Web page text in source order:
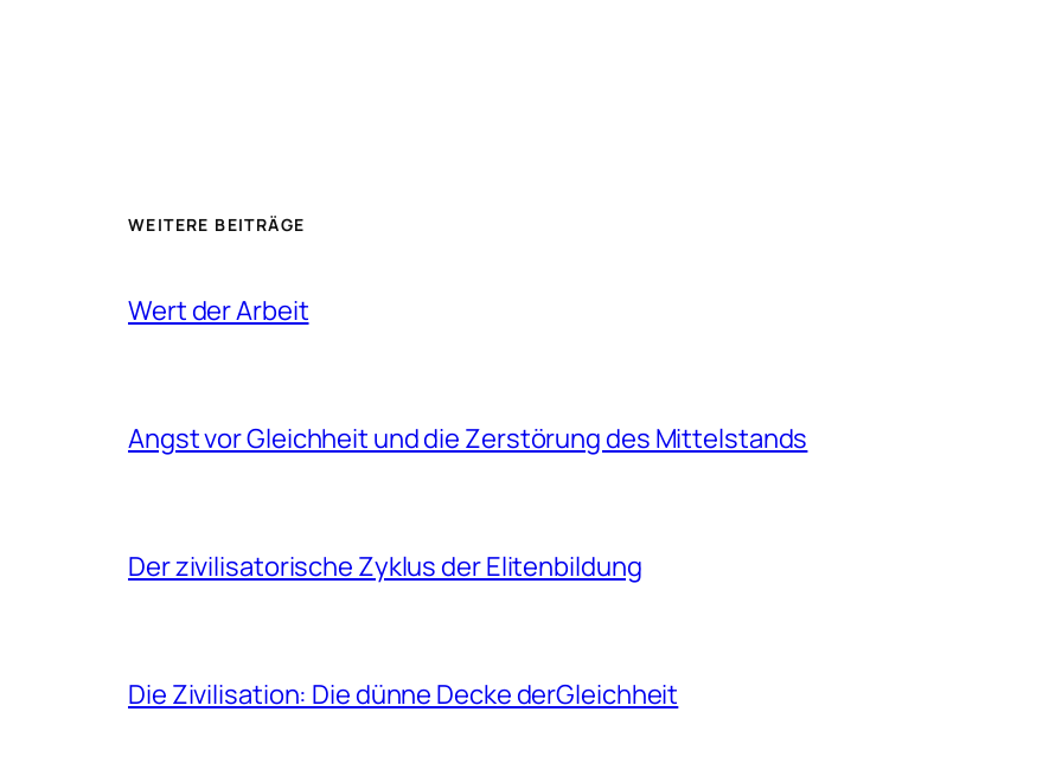
WEITERE BEITRÄGE
Wert der Arbeit
Angst vor Gleichheit und die Zerstörung des Mittelstands
Der zivilisatorische Zyklus der Elitenbildung
Die Zivilisation: Die dünne Decke derGleichheit